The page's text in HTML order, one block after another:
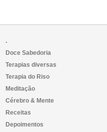
.
Doce Sabedoria
Terapias diversas
Terapia do Riso
Meditação
Cérebro & Mente
Receitas
Depoimentos